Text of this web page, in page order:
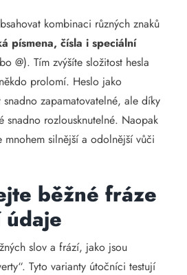
kombinaci různých znaků
písmena, čísla i speciální
@). Tím zvýšíte složitost hesla
prolomí. Heslo jako
snadno zapamatovatelné, ale díky
snadno rozlousknutelné. Naopak
mnohem silnější a odolnější vůči
běžné fráze
údaje
slov a frází, jako jsou
Tyto varianty útočníci testují